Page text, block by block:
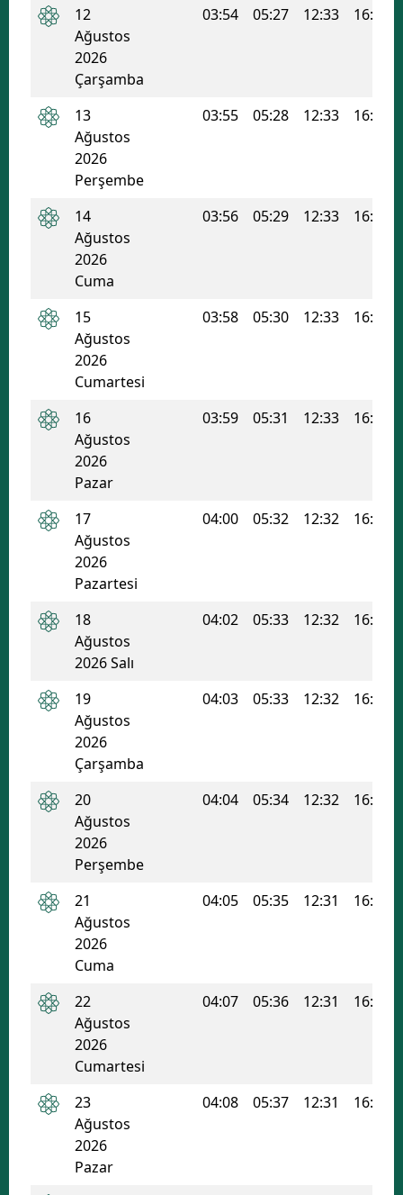
Mersin
Kars
Malatya
Mardin
Sinop
Tokat
12
Ağustos
2026
Çarşamba
03:54 05:27 12:33 16:21
13
Ağustos
2026
Perşembe
03:55 05:28 12:33 16:20
14
Ağustos
2026
Cuma
03:56 05:29 12:33 16:20
15
Ağustos
2026
Cumartesi
03:58 05:30 12:33 16:19
16
Ağustos
2026
Pazar
03:59 05:31 12:33 16:19
17
Ağustos
2026
Pazartesi
04:00 05:32 12:32 16:18
18
Ağustos
2026 Salı
04:02 05:33 12:32 16:18
19
Ağustos
2026
Çarşamba
04:03 05:33 12:32 16:17
20
Ağustos
2026
Perşembe
04:04 05:34 12:32 16:16
21
Ağustos
2026
Cuma
04:05 05:35 12:31 16:16
22
Ağustos
2026
Cumartesi
04:07 05:36 12:31 16:15
23
Ağustos
2026
Pazar
04:08 05:37 12:31 16:14